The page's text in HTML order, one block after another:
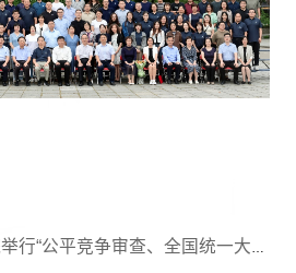
竞争审查、全国统一大市场与数字经济高质量发展”研讨会